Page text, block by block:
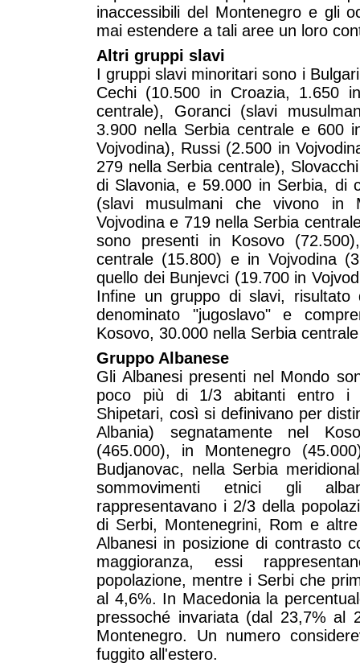
inaccessibili del Montenegro e gli
mai estendere a tali aree un loro
Altri gruppi slavi
I gruppi slavi minoritari sono i
Cechi (10.500 in Croazia, 1.650
centrale), Goranci (slavi
3.900 nella Serbia centrale e 600
Vojvodina), Russi (2.500 in
279 nella Serbia centrale),
di Slavonia, e 59.000 in Serbia, di
(slavi musulmani che vivono in
Vojvodina e 719 nella Serbia
sono presenti in Kosovo
centrale (15.800) e in Vojvodina
quello dei Bunjevci (19.700 in
Infine un gruppo di slavi,
denominato "jugoslavo" e
Kosovo, 30.000 nella Serbia
Gruppo Albanese
Gli Albanesi presenti nel Mondo
poco più di 1/3 abitanti entro i
Shipetari, così si definivano per
Albania) segnatamente nel
(465.000), in Montenegro
Budjanovac, nella Serbia
sommovimenti etnici gli
rappresentavano i 2/3 della
di Serbi, Montenegrini, Rom e
Albanesi in posizione di contrasto
maggioranza, essi
popolazione, mentre i Serbi che
al 4,6%. In Macedonia la
pressoché invariata (dal 23,7% al
Montenegro. Un numero
fuggito all'estero.